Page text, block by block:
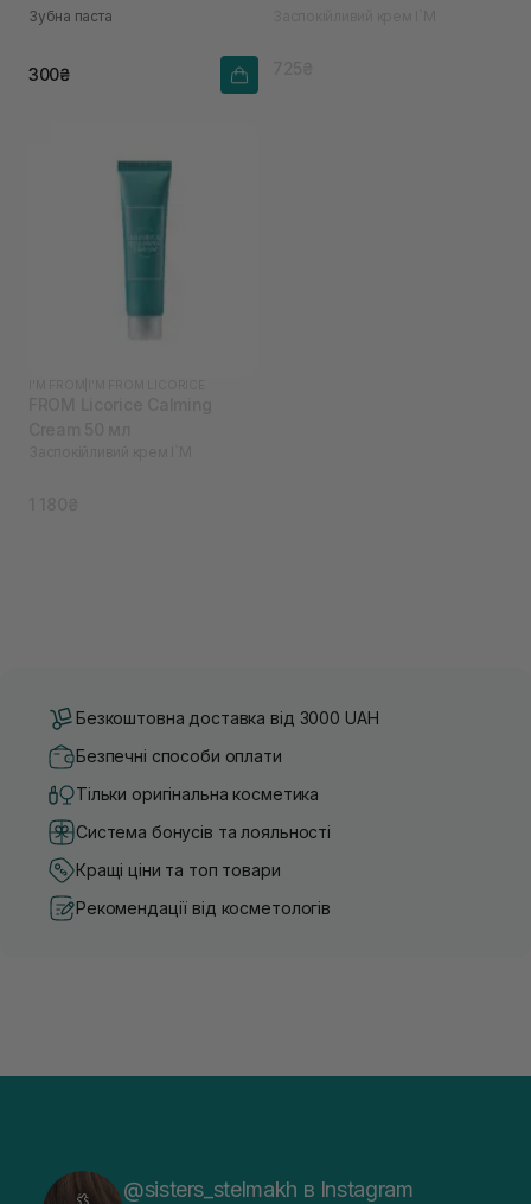
Зубна паста
300₴
Безкоштовна доставка від 3000 UAH
Безпечні способи оплати
Тільки оригінальна косметика
Система бонусів та лояльності
Кращі ціни та топ товари
Рекомендації від косметологів
@sisters_stelmakh в Instagram